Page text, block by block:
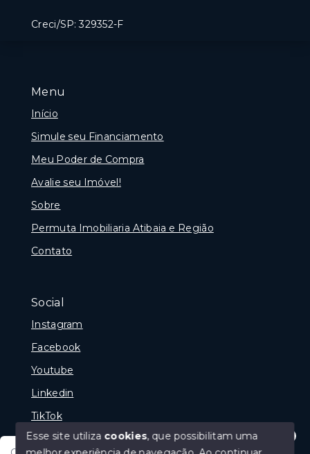
Menu
Início
Simule seu Financiamento
Meu Poder de Compra
Avalie seu Imóvel!
Sobre
Permuta Imobiliaria Atibaia e Região
Contato
Social
Instagram
Facebook
Youtube
Linkedin
TikTok
Creci/SP: 329352-F
Esse site utiliza cookies, que possibilitam uma